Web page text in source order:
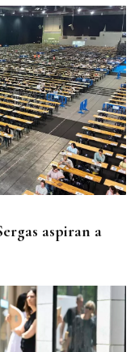
aspiran a